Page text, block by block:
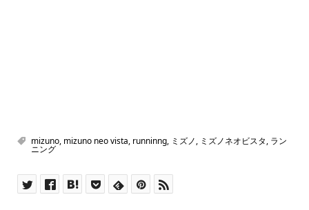
mizuno, mizuno neo vista, runninng, ミズノ, ミズノネオビスタ, ラン
ニング